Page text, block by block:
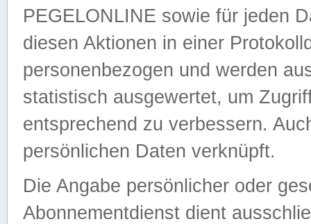
PEGELONLINE sowie für jeden
diesen Aktionen in einer
personenbezogen und werden
statistisch ausgewertet, um
entsprechend zu verbessern.
persönlichen Daten verknüpft.
Die Angabe persönlicher oder
Abonnementdienst dient